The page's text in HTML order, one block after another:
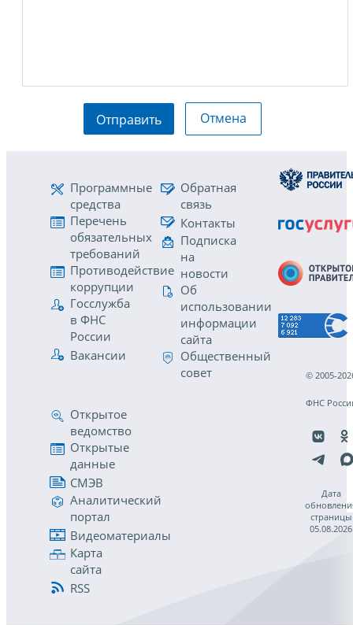
Отправить Отмена
Программные
средства
Перечень
обязательных
требований
Противодействие
коррупции
Госслужба
в ФНС
России
Вакансии
Обратная
связь
Контакты
Подписка
на
новости
Об
использовании
информации
сайта
Общественный
совет
Открытое
ведомство
Открытые
данные
СМЭВ
Аналитический
портал
Видеоматериалы
Карта
сайта
RSS
© 2005-
ФНС
Дата
страницы
05.08.2026